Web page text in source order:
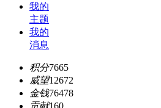
我的
主题
我的
消息
积分7665
威望12672
金钱76478
贡献160